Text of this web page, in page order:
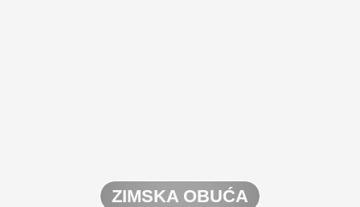
ZIMSKA OBUĆA